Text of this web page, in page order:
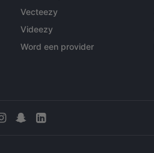
Vecteezy
Videezy
Word een provider